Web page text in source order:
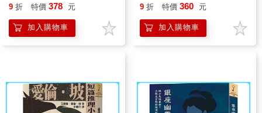
9 折 特價 378 元
加入購物車
9 折 特價 360 元
加入購物車